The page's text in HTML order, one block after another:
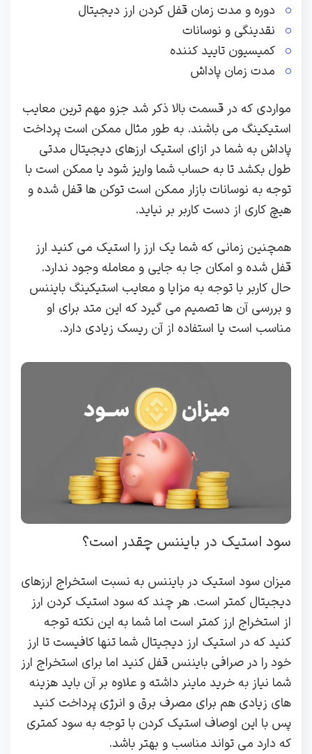
دوره و مدت زمان قفل کردن ارز دیجیتال
نقدینگی و نوسانات
کمیسیون تایید کننده
مدت زمان پاداش
مواردی که در قسمت بالا ذکر شد جزو مهم ترین معایب
استیکینگ می باشند. به طور مثال ممکن است پرداخت
پاداش به شما در ازای استیک ارزهای دیجیتال مدتی
طول بکشد تا به حساب شما واریز شود یا ممکن است با
توجه به نوسانات بازار ممکن است توکن ها قفل شده و
هیچ کاری از دست کاربر بر نیاید.
همچنین زمانی که شما یک ارز را استیک می کنید ارز
قفل شده و امکان جا به جایی و معامله وجود ندارد.
حال کاربر با توجه به مزایا و معایب استیکینگ بایننس
و بررسی آن ها تصمیم می گیرد که این متد برای او
مناسب است یا استفاده از آن ریسک زیادی دارد.
سود استیک در بایننس چقدر است؟
میزان سود استیک در بایننس به نسبت استخراج ارزهای
دیجیتال کمتر است. هر چند که سود استیک کردن ارز
از استخراج ارز کمتر است اما شما به این نکته توجه
کنید که در استیک ارز دیجیتال شما تنها کافیست تا ارز
خود را در صرافی بایننس قفل کنید اما برای استخراج ارز
شما نیاز به خرید ماینر داشته و علاوه بر آن باید هزینه
های زیادی هم برای مصرف برق و انرژی پرداخت کنید
پس با این اوصاف استیک کردن با توجه به سود کمتری
که دارد می تواند مناسب و بهتر باشد.